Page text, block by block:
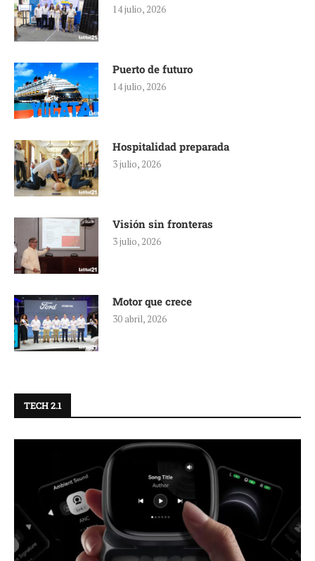
14 julio, 2026
Puerto de futuro
14 julio, 2026
Hospitalidad preparada
3 julio, 2026
Visión sin fronteras
3 julio, 2026
Motor que crece
30 abril, 2026
TECH 2.1